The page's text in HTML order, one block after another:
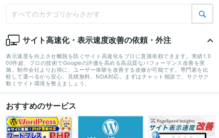
サイト高速化・表示速度改善の依頼・外注
表示速度を向上させ離脱を防ぐサイト高速化をプロに直接依頼できます。実績1,0
00件超、プロの技術でGoogleの評価を高める高品質なパフォーマンス改善を実
施。制作会社よりお得に、ユーザー体験を改善する改修が可能です。専門家を比
較して選べるから安心。見積無料、NDA対応。まずはチャット相談で、サクサク
動くサイト環境を整えましょう。
おすすめのサービス